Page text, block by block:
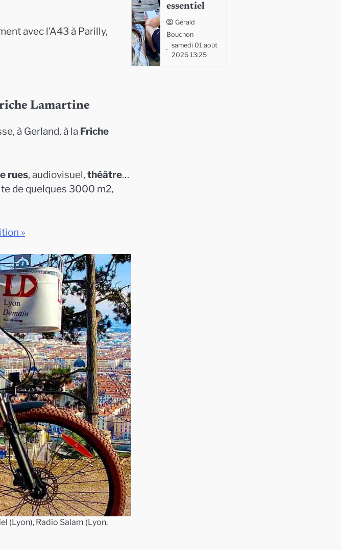
avec l’A43 à Parilly,
Lamartine
à Gerland, à la Friche
rues, audiovisuel, théâtre…
de quelques 3000 m2,
»
(Lyon), Radio Salam (Lyon,
essentiel
Gérald
Bouchon
samedi 01 août
2026 13:25